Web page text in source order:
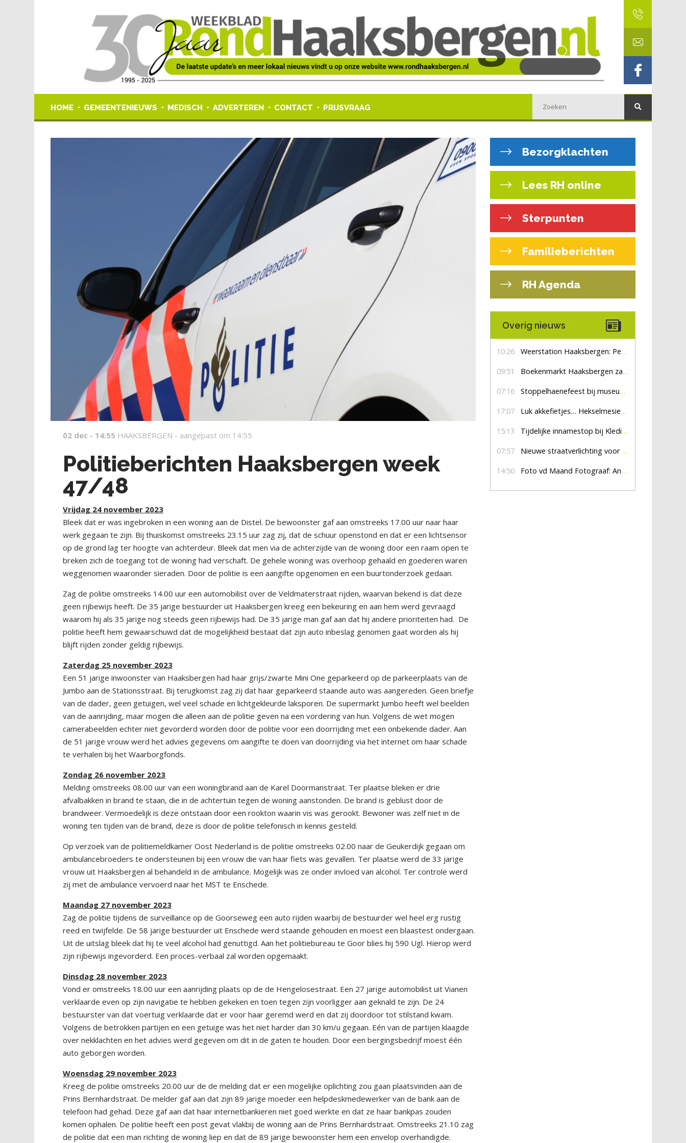
HOME GEMEENTENIEUWS MEDISCH ADVERTEREN CONTACT PRIJSVRAAG
02 dec - 14:55 HAAKSBERGEN - aangepast om 14:55
Politieberichten Haaksbergen week
47/48
Vrijdag 24 november 2023
Bleek dat er was ingebroken in een woning aan de Distel. De bewoonster gaf aan omstreeks 17.00 uur naar haar
werk gegaan te zijn. Bij thuiskomst omstreeks 23.15 uur zag zij, dat de schuur openstond en dat er een lichtsensor
op de grond lag ter hoogte van achterdeur. Bleek dat men via de achterzijde van de woning door een raam open te
breken zich de toegang tot de woning had verschaft. De gehele woning was overhoop gehaald en goederen waren
weggenomen waaronder sieraden. Door de politie is een aangifte opgenomen en een buurtonderzoek gedaan.
Zag de politie omstreeks 14.00 uur een automobilist over de Veldmaterstraat rijden, waarvan bekend is dat deze
geen rijbewijs heeft. De 35 jarige bestuurder uit Haaksbergen kreeg een bekeuring en aan hem werd gevraagd
waarom hij als 35 jarige nog steeds geen rijbewijs had. De 35 jarige man gaf aan dat hij andere prioriteiten had. De
politie heeft hem gewaarschuwd dat de mogelijkheid bestaat dat zijn auto inbeslag genomen gaat worden als hij
blijft rijden zonder geldig rijbewijs.
Zaterdag 25 november 2023
Een 51 jarige inwoonster van Haaksbergen had haar grijs/zwarte Mini One geparkeerd op de parkeerplaats van de
Jumbo aan de Stationsstraat. Bij terugkomst zag zij dat haar geparkeerd staande auto was aangereden. Geen briefje
van de dader, geen getuigen, wel veel schade en lichtgekleurde laksporen. De supermarkt Jumbo heeft wel beelden
van de aanrijding, maar mogen die alleen aan de politie geven na een vordering van hun. Volgens de wet mogen
camerabeelden echter niet gevorderd worden door de politie voor een doorrijding met een onbekende dader. Aan
de 51 jarige vrouw werd het advies gegevens om aangifte te doen van doorrijding via het internet om haar schade
te verhalen bij het Waarborgfonds.
Zondag 26 november 2023
Melding omstreeks 08.00 uur van een woningbrand aan de Karel Doormanstraat. Ter plaatse bleken er drie
afvalbakken in brand te staan, die in de achtertuin tegen de woning aanstonden. De brand is geblust door de
brandweer. Vermoedelijk is deze ontstaan door een rookton waarin vis was gerookt. Bewoner was zelf niet in de
woning ten tijden van de brand, deze is door de politie telefonisch in kennis gesteld.
Op verzoek van de politiemeldkamer Oost Nederland is de politie omstreeks 02.00 naar de Geukerdijk gegaan om
ambulancebroeders te ondersteunen bij een vrouw die van haar fiets was gevallen. Ter plaatse werd de 33 jarige
vrouw uit Haaksbergen al behandeld in de ambulance. Mogelijk was ze onder invloed van alcohol. Ter controle werd
zij met de ambulance vervoerd naar het MST te Enschede.
Maandag 27 november 2023
Zag de politie tijdens de surveillance op de Goorseweg een auto rijden waarbij de bestuurder wel heel erg rustig
reed en twijfelde. De 58 jarige bestuurder uit Enschede werd staande gehouden en moest een blaastest ondergaan.
Uit de uitslag bleek dat hij te veel alcohol had genuttigd. Aan het politiebureau te Goor blies hij 590 Ugl. Hierop werd
zijn rijbewijs ingevorderd. Een proces-verbaal zal worden opgemaakt.
Dinsdag 28 november 2023
Vond er omstreeks 18.00 uur een aanrijding plaats op de de Hengelosestraat. Een 27 jarige automobilist uit Vianen
verklaarde even op zijn navigatie te hebben gekeken en toen tegen zijn voorligger aan geknald te zijn. De 24
bestuurster van dat voertuig verklaarde dat er voor haar geremd werd en dat zij doordoor tot stilstand kwam.
Volgens de betrokken partijen en een getuige was het niet harder dan 30 km/u gegaan. Eén van de partijen klaagde
over nekklachten en het advies werd gegeven om dit in de gaten te houden. Door een bergingsbedrijf moest één
auto geborgen worden.
Woensdag 29 november 2023
Kreeg de politie omstreeks 20.00 uur de de melding dat er een mogelijke oplichting zou gaan plaatsvinden aan de
Prins Bernhardstraat. De melder gaf aan dat zijn 89 jarige moeder een helpdeskmedewerker van de bank aan de
telefoon had gehad. Deze gaf aan dat haar internetbankieren niet goed werkte en dat ze haar bankpas zouden
komen ophalen. De politie heeft een post gevat vlakbij de woning aan de Prins Bernhardstraat. Omstreeks 21.10 zag
de politie dat een man richting de woning liep en dat de 89 jarige bewoonster hem een envelop overhandigde.
Bezorgklachten
Lees RH online
Sterpunten
Familieberichten
RH Agenda
Overig nieuws
10:26 Weerstation Haaksbergen: Perioden met zon en droog
09:51 Boekenmarkt Haaksbergen zaterdag 8 augustus, marktplein Haaksbergen
07:16 Stoppelhaenefeest bij museum De Lebbenbrugge
17:07 Luk akkefietjes… HekselmesienHarry
15:13 Tijdelijke innamestop bij Kledingbank Stefania
07:57 Nieuwe straatverlichting voor De Veldmaat en De Pas
14:50 Foto vd Maand Fotograaf: Anna Jalving